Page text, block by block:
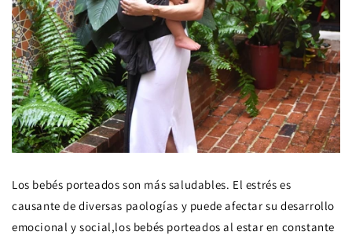
Los bebés porteados son más saludables. El estrés es
causante de diversas paologías y puede afectar su desarrollo
emocional y social,los bebés porteados al estar en constante